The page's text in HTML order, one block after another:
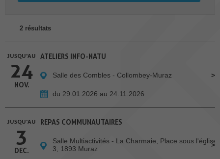
2 résultats
JUSQU'AU
24
NOV.
ATELIERS INFO-NATU
Salle des Combles - Collombey-Muraz
du 29.01.2026 au 24.11.2026
JUSQU'AU
3
DEC.
REPAS COMMUNAUTAIRES
Salle Multiactivités - La Charmaie, Place sous l'église
3, 1893 Muraz